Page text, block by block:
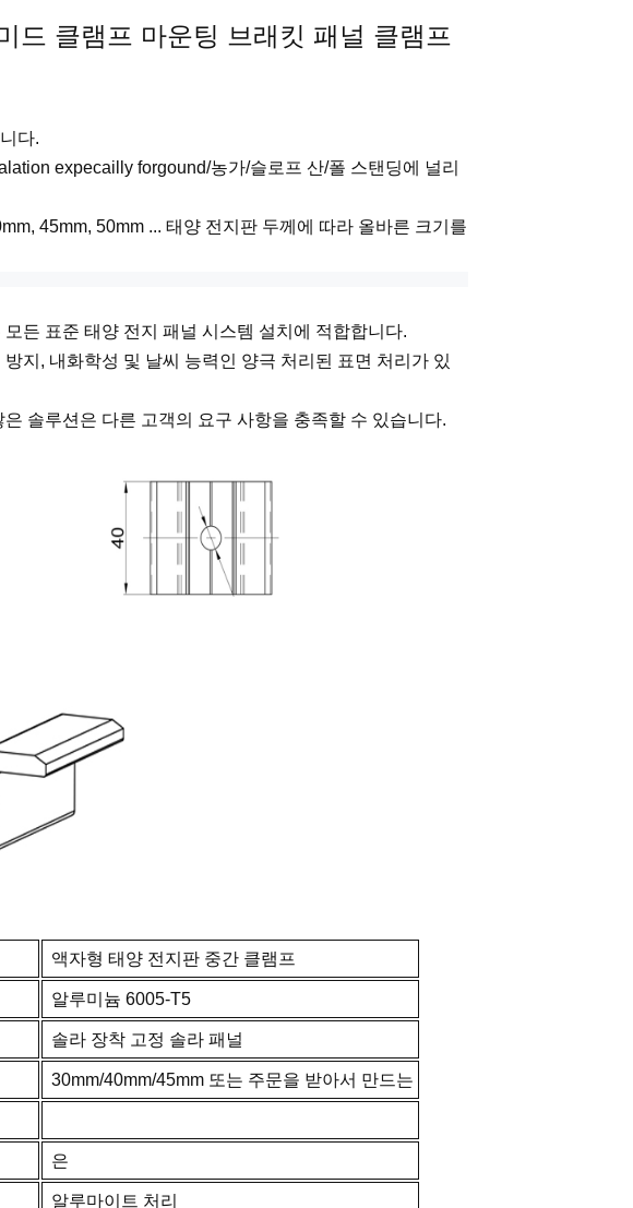
드 클램프 마운팅 브래킷 패널 클램프
다.
expecailly forgound/농가/슬로프 산/폴 스탠딩에 널리
45mm, 50mm ... 태양 전지판 두께에 따라 올바른 크기를
든 표준 태양 전지 패널 시스템 설치에 적합합니다.
지, 내화학성 및 날씨 능력인 양극 처리된 표면 처리가 있
솔루션은 다른 고객의 요구 사항을 충족할 수 있습니다.
액자형 태양 전지판 중간 클램프
알루미늄 6005-T5
솔라 장착 고정 솔라 패널
30mm/40mm/45mm 또는 주문을 받아서 만드는
은
알루마이트 처리